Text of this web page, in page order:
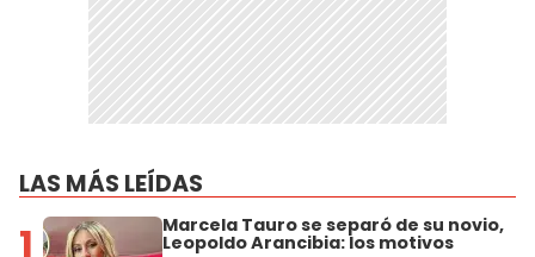
LAS MÁS LEÍDAS
1 Marcela Tauro se separó de su novio,
Leopoldo Arancibia: los motivos